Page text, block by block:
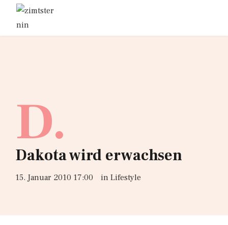
D.
Dakota wird erwachsen
15. Januar 2010 17:00 in Lifestyle